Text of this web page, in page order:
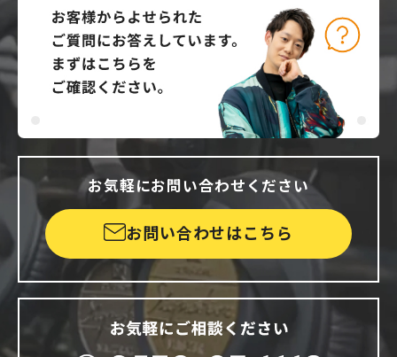
お気軽にお問い合わせください
お問い合わせはこちら